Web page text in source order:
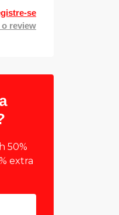
se
o review
50%
extra